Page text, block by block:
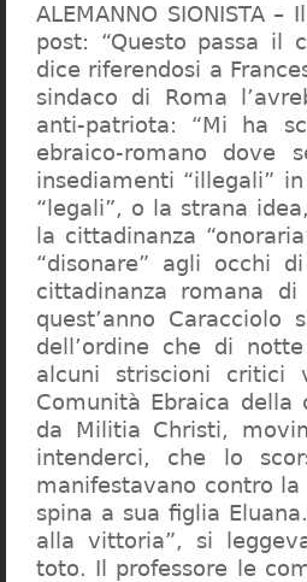
ALEMANNO SIONISTA
post: “Questo passa il
dice riferendosi a
sindaco di Roma
anti-patriota: “Mi ha
ebraico-romano dove
insediamenti “illegali”
“legali”, o la strana
la cittadinanza
“disonare” agli occhi
cittadinanza romana
quest’anno
dell’ordine che di
alcuni striscioni critici
Comunità Ebraica della
da Militia Christi,
intenderci, che lo
manifestavano contro
spina a sua figlia
alla vittoria”, si
toto. Il professore le